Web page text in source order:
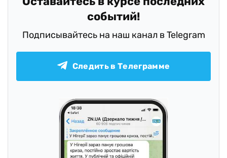
событий!
Подписывайтесь на наш канал в Telegram
Следить в Телеграмме